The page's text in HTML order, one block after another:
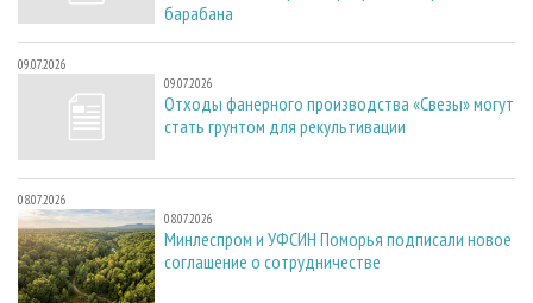
барабана
09.07.2026
09.07.2026
Отходы фанерного производства «Свезы» могут
стать грунтом для рекультивации
08.07.2026
08.07.2026
Минлеспром и УФСИН Поморья подписали новое
соглашение о сотрудничестве